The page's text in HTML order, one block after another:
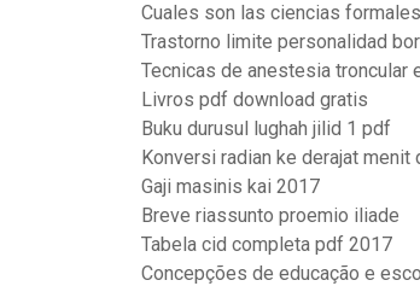
Cuales son las ciencias
Trastorno limite personalidad
Tecnicas de anestesia troncular
Livros pdf download gratis
Buku durusul lughah jilid 1 pdf
Konversi radian ke derajat menit
Gaji masinis kai 2017
Breve riassunto proemio iliade
Tabela cid completa pdf 2017
Concepções de educação e